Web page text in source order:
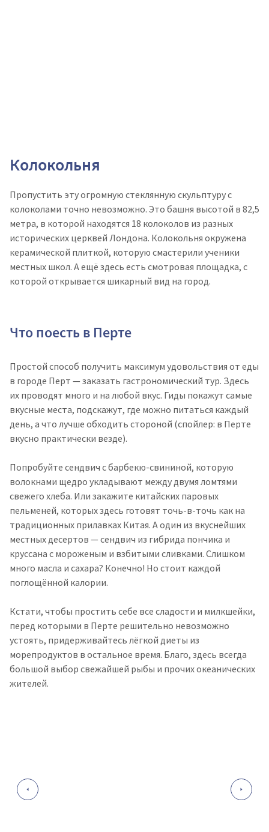
Колокольня
Пропустить эту огромную стеклянную скульптуру с
колоколами точно невозможно. Это башня высотой в 82,5
метра, в которой находятся 18 колоколов из разных
исторических церквей Лондона. Колокольня окружена
керамической плиткой, которую смастерили ученики
местных школ. А ещё здесь есть смотровая площадка, с
которой открывается шикарный вид на город.
Что поесть в Перте
Простой способ получить максимум удовольствия от еды
в городе Перт — заказать гастрономический тур. Здесь
их проводят много и на любой вкус. Гиды покажут самые
вкусные места, подскажут, где можно питаться каждый
день, а что лучше обходить стороной (спойлер: в Перте
вкусно практически везде).
Попробуйте сендвич с барбекю-свининой, которую
волокнами щедро укладывают между двумя ломтями
свежего хлеба. Или закажите китайских паровых
пельменей, которых здесь готовят точь-в-точь как на
традиционных прилавках Китая. А один из вкуснейших
местных десертов — сендвич из гибрида пончика и
круссана с мороженым и взбитыми сливками. Слишком
много масла и сахара? Конечно! Но стоит каждой
поглощённой калории.
Кстати, чтобы простить себе все сладости и милкшейки,
перед которыми в Перте решительно невозможно
устоять, придерживайтесь лёгкой диеты из
морепродуктов в остальное время. Благо, здесь всегда
большой выбор свежайшей рыбы и прочих океанических
жителей.